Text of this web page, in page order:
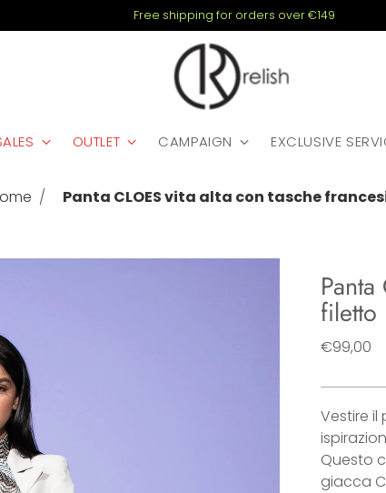
SUMMER SALE: -70% on lots of summer items. Refresh your look at
OUTLET CAMPAIGN EXCLUSIVE
Panta CLOES vita alta con tasche
filetto
Regular
€99,00
Vestire il
Questo
giacca